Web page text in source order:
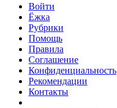
Войти
Ёжка
Рубрики
Помощь
Правила
Соглашение
Конфиденциальность
Рекомендации
Контакты